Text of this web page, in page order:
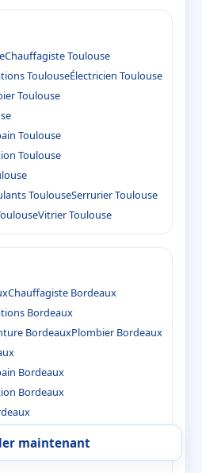
Chauffagiste Toulouse
ToulouseÉlectricien Toulouse
Toulouse
Toulouse
Toulouse
ToulouseSerrurier Toulouse
Vitrier Toulouse
Chauffagiste Bordeaux
Bordeaux
BordeauxPlombier Bordeaux
Bordeaux
Bordeaux
bac à graisses Bordeaux
maintenant